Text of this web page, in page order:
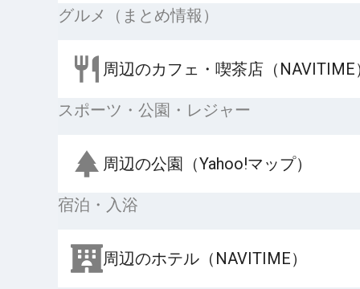
グルメ（まとめ情報）
周辺のカフェ・喫茶店（NAVITIME
スポーツ・公園・レジャー
周辺の公園（Yahoo!マップ）
宿泊・入浴
周辺のホテル（NAVITIME）